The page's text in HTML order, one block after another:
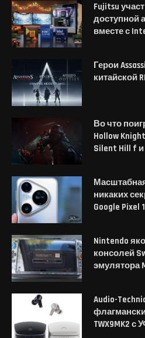
Fujitsu
доступной
вместе с
Герои
китайской
Во что
Hollow
Silent Hill f
никаких
Google Pixel
Nintendo
консолей
эмулятора
Audio-
TWX9MK2